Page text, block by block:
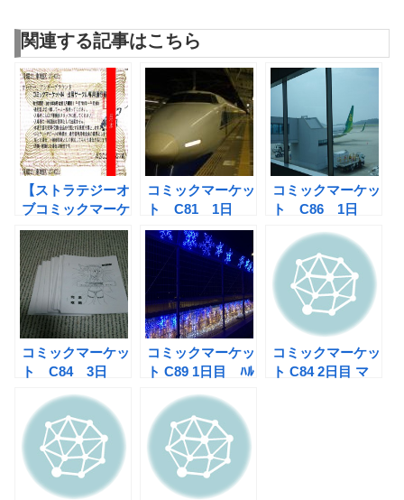
関連する記事はこちら
【ストラテジーオ
ブコミックマーケ
ット】悪魔の契約
書―サークルチケ
ットの使い方
コミックマーケッ
ト C81 1日
目 サンライズ出
雲で行くコミケ旅
コミックマーケッ
ト C86 1日
間
コミックマーケッ
ト C84 3日
ンダーグラウンド
再び
コミックマーケッ
ト C89 1日目 ﾊﾙ
コミックマーケッ
ト C84 2日目 マ